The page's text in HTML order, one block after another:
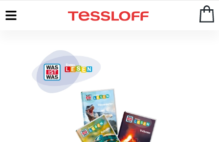
Start WAS IST WAS > Erstes Lesen